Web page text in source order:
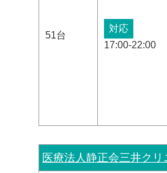
51台
対応
17:00-22:00
医療法人静正会三井クリ